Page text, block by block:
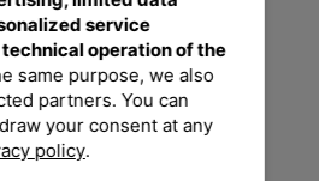
machen diesen Tisch, in Kombination
zu einem echten Hingucker.
Tisch
Höhe vom Tisch ganz leicht per
einstellen.
service
operation of the
same purpose, we also
partners. You can
your consent at any
policy.